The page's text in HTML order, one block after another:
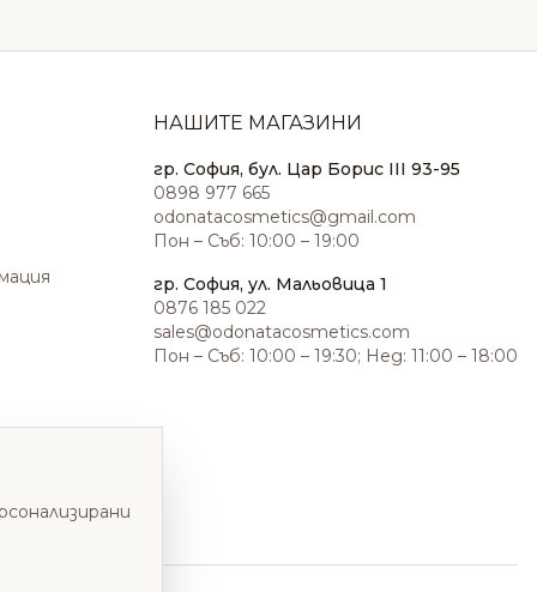
НАШИТЕ МАГАЗИНИ
гр. София, бул. Цар Борис III 93-95
0898 977 665
odonatacosmetics@gmail.com
Пон – Съб: 10:00 – 19:00
гр. София, ул. Мальовица 1
0876 185 022
sales@odonatacosmetics.com
Пон – Съб: 10:00 – 19:30; Нед: 11:00 – 18:00